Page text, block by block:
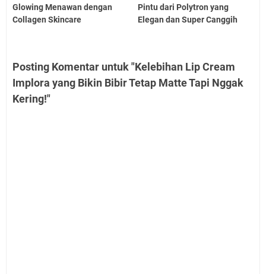
Glowing Menawan dengan
Collagen Skincare
Pintu dari Polytron yang
Elegan dan Super Canggih
Posting Komentar untuk "Kelebihan Lip Cream
Implora yang Bikin Bibir Tetap Matte Tapi Nggak
Kering!"